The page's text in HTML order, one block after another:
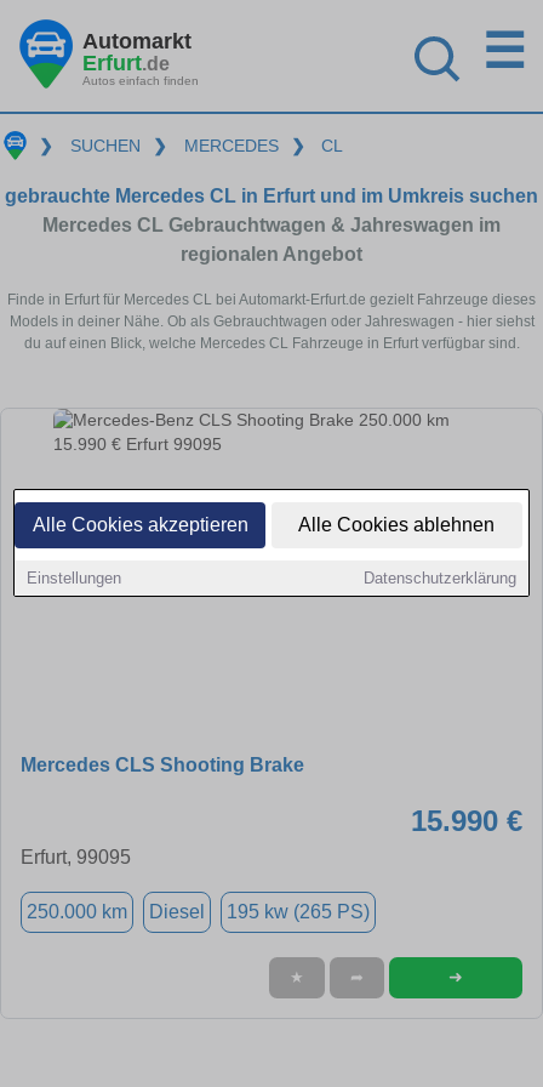
Alle Cookies akzeptieren Alle Cookies ablehnen
Einstellungen Datenschutzerklärung
Automarkt
Erfurt.de
Autos einfach finden
☰
❯ SUCHEN ❯ MERCEDES ❯ CL
gebrauchte Mercedes CL in Erfurt und im Umkreis suchen
Mercedes CL Gebrauchtwagen & Jahreswagen im
regionalen Angebot
Finde in Erfurt für Mercedes CL bei Automarkt-Erfurt.de gezielt Fahrzeuge dieses
Models in deiner Nähe. Ob als Gebrauchtwagen oder Jahreswagen - hier siehst
du auf einen Blick, welche Mercedes CL Fahrzeuge in Erfurt verfügbar sind.
Mercedes CLS Shooting Brake
15.990 €
Erfurt, 99095
250.000 km Diesel 195 kw (265 PS)
★ ➦ ➜